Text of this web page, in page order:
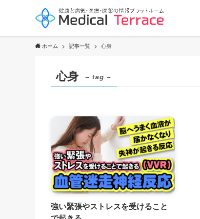
ホーム 記事一覧 心身
心身 – tag –
強い緊張やストレスを受けること